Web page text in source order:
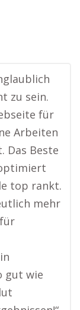
zu sein.
für
Arbeiten
Das Beste
top rankt.
mehr
gut wie